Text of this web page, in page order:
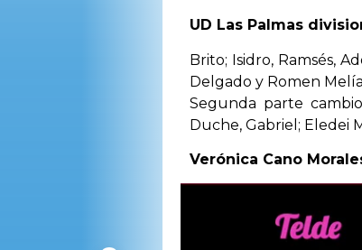
UD Las Palmas
Brito; Isidro, Ramsés,
Delgado y Romen
Segunda parte
Duche, Gabriel; Eledei
Verónica Cano